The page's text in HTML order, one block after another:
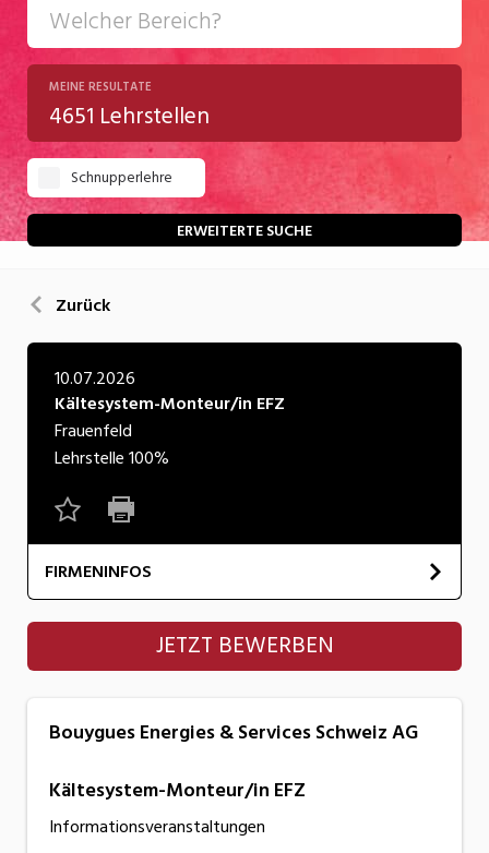
2027
2028
Chemie/Pharma
Gastgewerbe
Gesundheit/Pflege/Soziales
Handwerk/Technik
Kultur
Natur
Verkehr/Logistik
Wirtschaft/Verwaltung
MEINE RESULTATE
4651 Lehrstellen
Schnupperlehre
ERWEITERTE SUCHE
Zurück
10.07.2026
Kältesystem-Monteur/in EFZ
Frauenfeld
Lehrstelle100%
FIRMENINFOS
Bouygues Energies & Services Schweiz AG
JETZT BEWERBEN
Bouygues Energies & Services Schweiz AG
Kältesystem-Monteur/in EFZ
Informationsveranstaltungen